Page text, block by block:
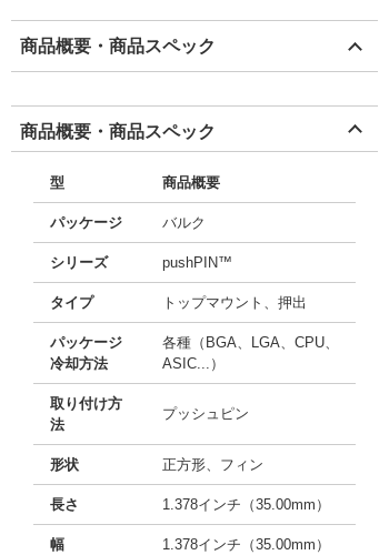
商品概要・商品スペック
商品概要・商品スペック
型 商品概要
パッケージ バルク
シリーズ pushPIN™
タイプ トップマウント、押出
パッケージ
冷却方法
各種（BGA、LGA、CPU、
ASIC...）
取り付け方
法
プッシュピン
形状 正方形、フィン
長さ 1.378インチ（35.00mm）
幅 1.378インチ（35.00mm）